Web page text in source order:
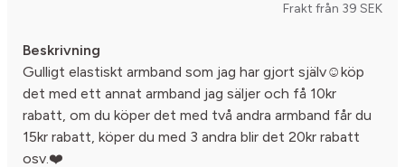
Frakt från 39 SEK
Beskrivning
Gulligt elastiskt armband som jag har gjort själv☺️köp
det med ett annat armband jag säljer och få 10kr
rabatt, om du köper det med två andra armband får du
15kr rabatt, köper du med 3 andra blir det 20kr rabatt
osv.❤️